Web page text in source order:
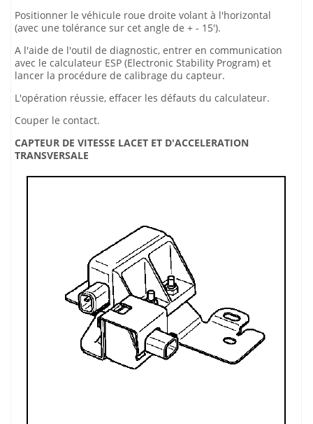
Positionner le véhicule roue droite volant à l'horizontal
(avec une tolérance sur cet angle de + - 15').
A l'aide de l'outil de diagnostic, entrer en communication
avec le calculateur ESP (Electronic Stability Program) et
lancer la procédure de calibrage du capteur.
L'opération réussie, effacer les défauts du calculateur.
Couper le contact.
CAPTEUR DE VITESSE LACET ET D'ACCELERATION
TRANSVERSALE